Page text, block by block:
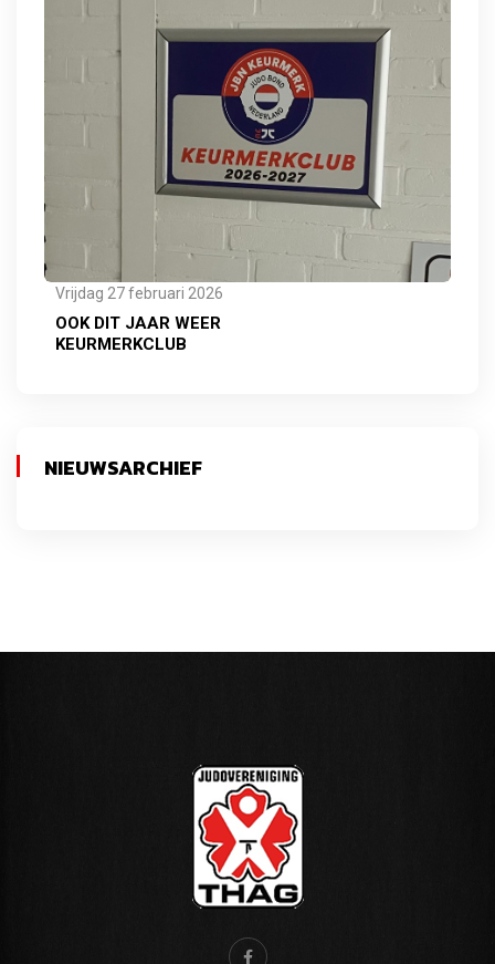
Vrijdag 27 februari 2026
OOK DIT JAAR WEER
KEURMERKCLUB
NIEUWSARCHIEF